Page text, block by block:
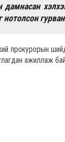
прокурорын
ажиллаж